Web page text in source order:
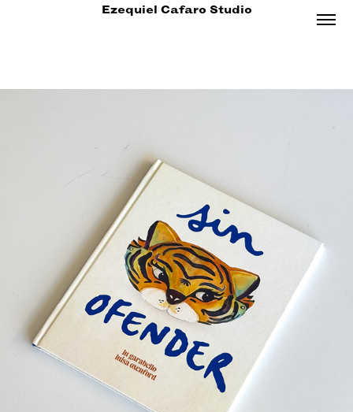
Ezequiel Cafaro Studio